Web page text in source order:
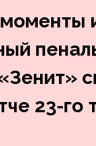
23-го